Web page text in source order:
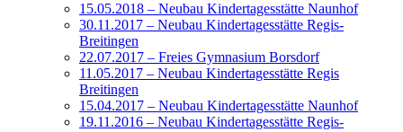
15.05.2018 – Neubau Kindertagesstätte Naunhof
30.11.2017 – Neubau Kindertagesstätte Regis-
Breitingen
22.07.2017 – Freies Gymnasium Borsdorf
11.05.2017 – Neubau Kindertagesstätte Regis
Breitingen
15.04.2017 – Neubau Kindertagesstätte Naunhof
19.11.2016 – Neubau Kindertagesstätte Regis-